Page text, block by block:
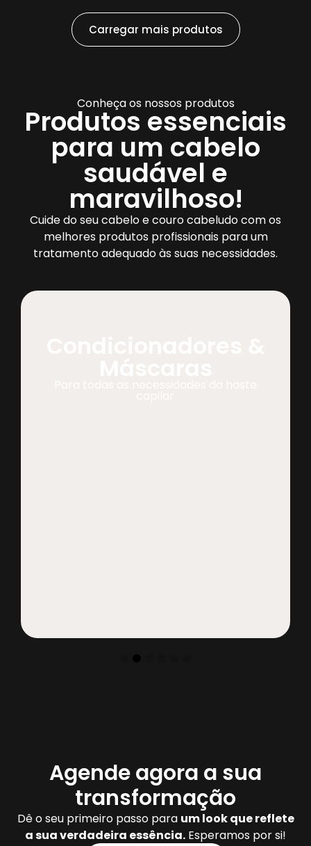
Carregar mais produtos
Conheça os nossos produtos
Produtos essenciais
para um cabelo
saudável e
maravilhoso!
Cuide do seu cabelo e couro cabeludo com os
melhores produtos profissionais para um
tratamento adequado às suas necessidades.
Agende agora a sua
transformação
Dê o seu primeiro passo para um look que reflete
a sua verdadeira essência. Esperamos por si!